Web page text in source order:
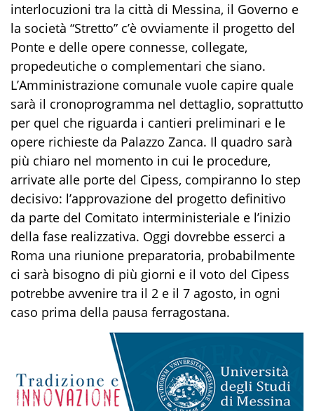
interlocuzioni tra la città di Messina, il Governo e
la società “Stretto” c’è ovviamente il progetto del
Ponte e delle opere connesse, collegate,
propedeutiche o complementari che siano.
L’Amministrazione comunale vuole capire quale
sarà il cronoprogramma nel dettaglio, soprattutto
per quel che riguarda i cantieri preliminari e le
opere richieste da Palazzo Zanca. Il quadro sarà
più chiaro nel momento in cui le procedure,
arrivate alle porte del Cipess, compiranno lo step
decisivo: l’approvazione del progetto definitivo
da parte del Comitato interministeriale e l’inizio
della fase realizzativa. Oggi dovrebbe esserci a
Roma una riunione preparatoria, probabilmente
ci sarà bisogno di più giorni e il voto del Cipess
potrebbe avvenire tra il 2 e il 7 agosto, in ogni
caso prima della pausa ferragostana.